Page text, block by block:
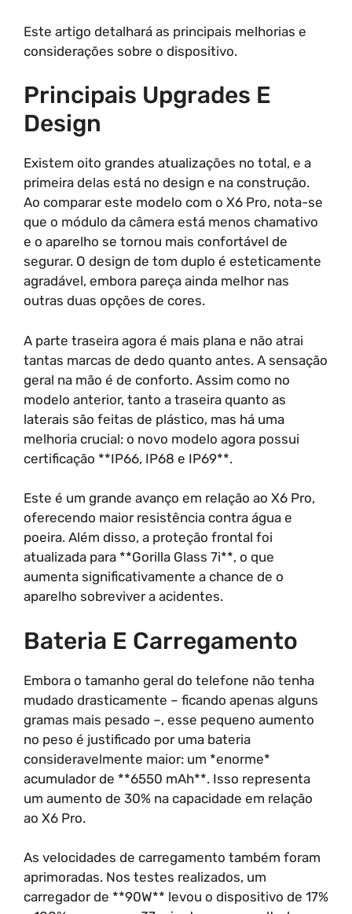
Este artigo detalhará as principais melhorias e
considerações sobre o dispositivo.
Principais Upgrades E
Design
Existem oito grandes atualizações no total, e a
primeira delas está no design e na construção.
Ao comparar este modelo com o X6 Pro, nota-se
que o módulo da câmera está menos chamativo
e o aparelho se tornou mais confortável de
segurar. O design de tom duplo é esteticamente
agradável, embora pareça ainda melhor nas
outras duas opções de cores.
A parte traseira agora é mais plana e não atrai
tantas marcas de dedo quanto antes. A sensação
geral na mão é de conforto. Assim como no
modelo anterior, tanto a traseira quanto as
laterais são feitas de plástico, mas há uma
melhoria crucial: o novo modelo agora possui
certificação **IP66, IP68 e IP69**.
Este é um grande avanço em relação ao X6 Pro,
oferecendo maior resistência contra água e
poeira. Além disso, a proteção frontal foi
atualizada para **Gorilla Glass 7i**, o que
aumenta significativamente a chance de o
aparelho sobreviver a acidentes.
Bateria E Carregamento
Embora o tamanho geral do telefone não tenha
mudado drasticamente – ficando apenas alguns
gramas mais pesado –, esse pequeno aumento
no peso é justificado por uma bateria
consideravelmente maior: um *enorme*
acumulador de **6550 mAh**. Isso representa
um aumento de 30% na capacidade em relação
ao X6 Pro.
As velocidades de carregamento também foram
aprimoradas. Nos testes realizados, um
carregador de **90W** levou o dispositivo de 17%